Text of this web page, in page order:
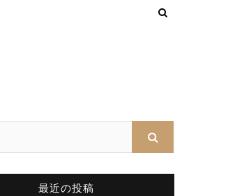
最近の投稿